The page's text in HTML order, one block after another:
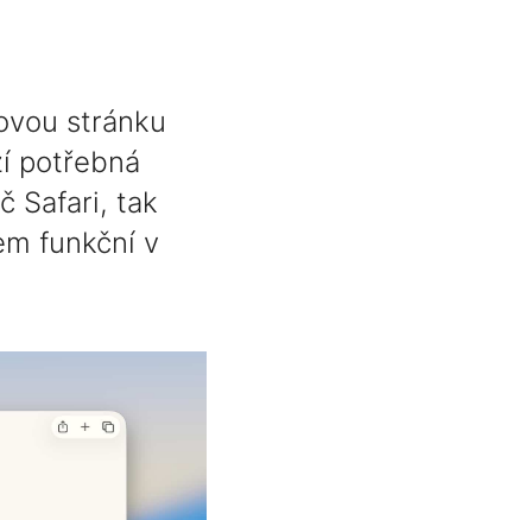
stránku
potřebná
Safari, tak
funkční v